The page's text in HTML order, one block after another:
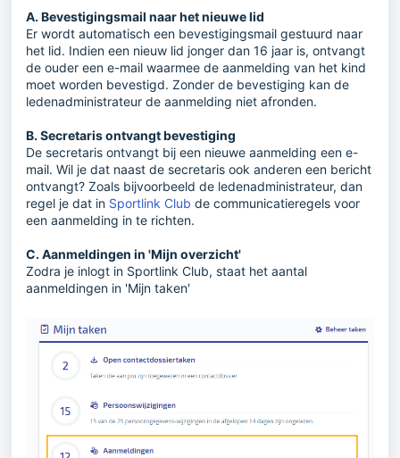
A. Bevestigingsmail naar het nieuwe lid
Er wordt automatisch een bevestigingsmail gestuurd naar
het lid. Indien een nieuw lid jonger dan 16 jaar is, ontvangt
de ouder een e-mail waarmee de aanmelding van het kind
moet worden bevestigd. Zonder de bevestiging kan de
ledenadministrateur de aanmelding niet afronden.
B. Secretaris ontvangt bevestiging
De secretaris ontvangt bij een nieuwe aanmelding een e-
mail. Wil je dat naast de secretaris ook anderen een bericht
ontvangt? Zoals bijvoorbeeld de ledenadministrateur, dan
regel je dat in Sportlink Club de communicatieregels voor
een aanmelding in te richten.
C. Aanmeldingen in 'Mijn overzicht'
Zodra je inlogt in Sportlink Club, staat het aantal
aanmeldingen in 'Mijn taken'